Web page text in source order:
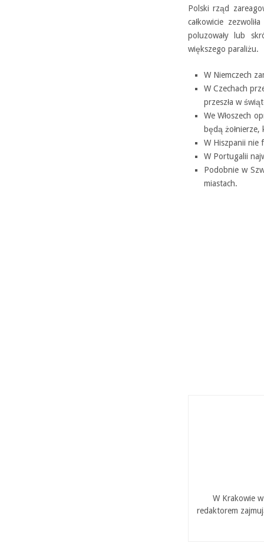
Polski rząd
całkowicie
poluzowały lub
większego paraliżu.
W Niemczech
W Czechach
przeszła w
We Włoszech
będą
W Hiszpanii nie
W Portugalii
Podobnie w
miastach.
W Krakowie
redaktorem